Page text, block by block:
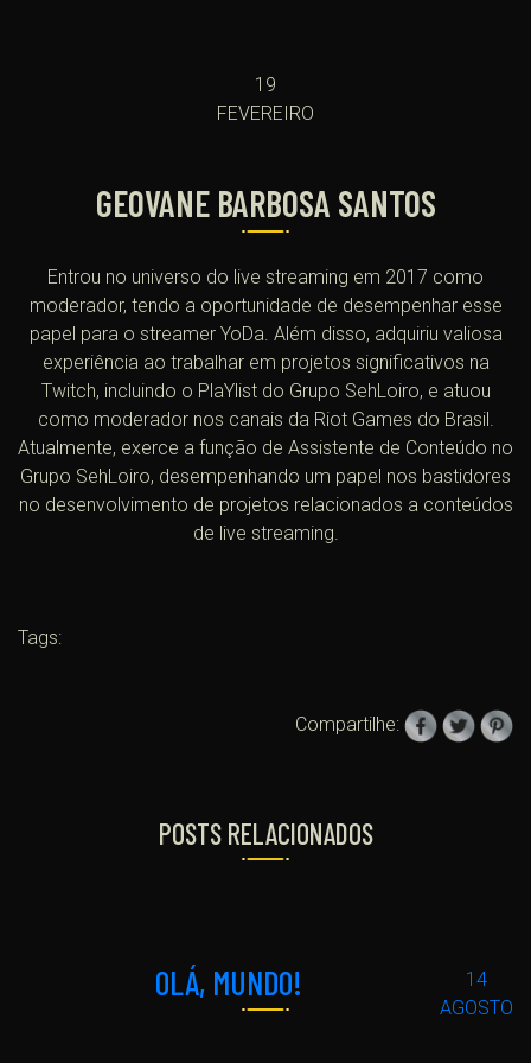
19
FEVEREIRO
GEOVANE BARBOSA SANTOS
Entrou no universo do live streaming em 2017 como
moderador, tendo a oportunidade de desempenhar esse
papel para o streamer YoDa. Além disso, adquiriu valiosa
experiência ao trabalhar em projetos significativos na
Twitch, incluindo o PlaYlist do Grupo SehLoiro, e atuou
como moderador nos canais da Riot Games do Brasil.
Atualmente, exerce a função de Assistente de Conteúdo no
Grupo SehLoiro, desempenhando um papel nos bastidores
no desenvolvimento de projetos relacionados a conteúdos
de live streaming.
Tags:
Compartilhe:
POSTS RELACIONADOS
14
AGOSTO
OLÁ, MUNDO!